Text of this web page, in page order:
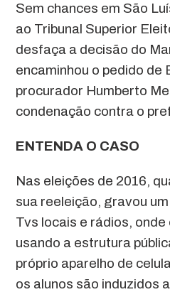
Sem chances em São
ao Tribunal Superior
desfaça a decisão do
encaminhou o pedido
procurador Humberto
condenação contra o
ENTENDA O CASO
Nas eleições de 2016,
sua reeleição, gravou
Tvs locais e rádios,
usando a estrutura
próprio aparelho de
os alunos são induzidos